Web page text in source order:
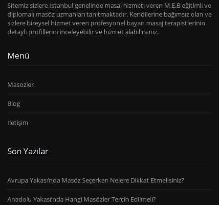
Sitemiz sizlere İstanbul genelinde masaj hizmeti veren M.E.B eğitimli ve
diplomalı masöz uzmanları tanıtmaktadır. Kendilerine bağımsız olan ve
sizlere bireysel hizmet veren profesyonel bayan masaj terapistlerinin
detaylı profillerini inceleyebilir ve hizmet alabilirsiniz.
Menü
Masozler
Blog
İletişim
Son Yazılar
Avrupa Yakası’nda Masöz Seçerken Nelere Dikkat Etmelisiniz?
Anadolu Yakası’nda Hangi Masözler Tercih Edilmeli?